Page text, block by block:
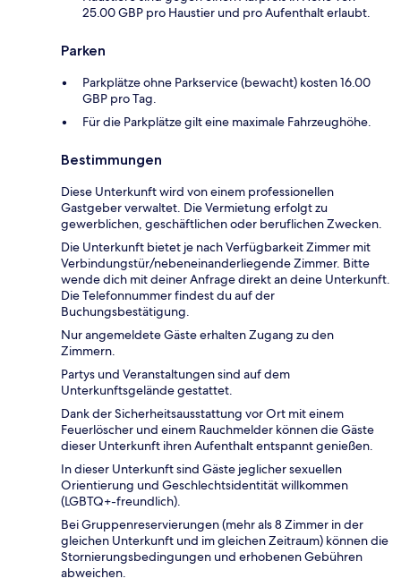
25.00 GBP pro Haustier und pro Aufenthalt erlaubt.
Parken
Parkplätze ohne Parkservice (bewacht) kosten 16.00
GBP pro Tag.
Für die Parkplätze gilt eine maximale Fahrzeughöhe.
Bestimmungen
Diese Unterkunft wird von einem professionellen
Gastgeber verwaltet. Die Vermietung erfolgt zu
gewerblichen, geschäftlichen oder beruflichen Zwecken.
Die Unterkunft bietet je nach Verfügbarkeit Zimmer mit
Verbindungstür/nebeneinanderliegende Zimmer. Bitte
wende dich mit deiner Anfrage direkt an deine Unterkunft.
Die Telefonnummer findest du auf der
Buchungsbestätigung.
Nur angemeldete Gäste erhalten Zugang zu den
Zimmern.
Partys und Veranstaltungen sind auf dem
Unterkunftsgelände gestattet.
Dank der Sicherheitsausstattung vor Ort mit einem
Feuerlöscher und einem Rauchmelder können die Gäste
dieser Unterkunft ihren Aufenthalt entspannt genießen.
In dieser Unterkunft sind Gäste jeglicher sexuellen
Orientierung und Geschlechtsidentität willkommen
(LGBTQ+-freundlich).
Bei Gruppenreservierungen (mehr als 8 Zimmer in der
gleichen Unterkunft und im gleichen Zeitraum) können die
Stornierungsbedingungen und erhobenen Gebühren
abweichen.